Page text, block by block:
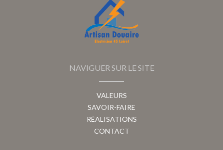
NAVIGUER SUR LE SITE
VALEURS
SAVOIR-FAIRE
RÉALISATIONS
CONTACT